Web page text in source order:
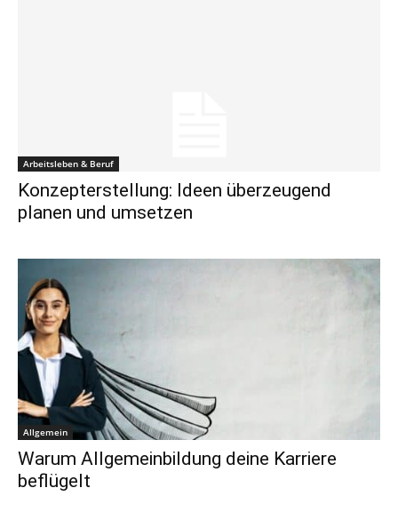
Arbeitsleben & Beruf
Konzepterstellung: Ideen überzeugend
planen und umsetzen
Allgemein
Warum Allgemeinbildung deine Karriere
beflügelt